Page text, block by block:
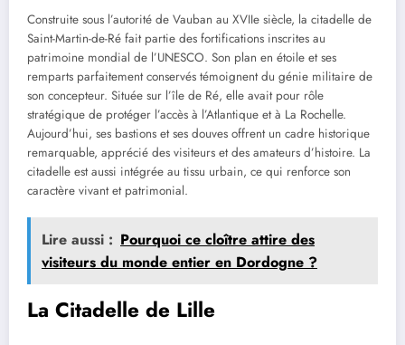
Construite sous l’autorité de Vauban au XVIIe siècle, la citadelle de
Saint-Martin-de-Ré fait partie des fortifications inscrites au
patrimoine mondial de l’UNESCO. Son plan en étoile et ses
remparts parfaitement conservés témoignent du génie militaire de
son concepteur. Située sur l’île de Ré, elle avait pour rôle
stratégique de protéger l’accès à l’Atlantique et à La Rochelle.
Aujourd’hui, ses bastions et ses douves offrent un cadre historique
remarquable, apprécié des visiteurs et des amateurs d’histoire. La
citadelle est aussi intégrée au tissu urbain, ce qui renforce son
caractère vivant et patrimonial.
Lire aussi : Pourquoi ce cloître attire des
visiteurs du monde entier en Dordogne ?
La Citadelle de Lille